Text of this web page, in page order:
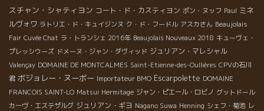
スチャン・シャティヨン コート・ド・カスティヨン ポン・ヌッフ Paul ミネ
ルヴォワ ラトリエ・ド・キュイジンヌ ク・ド・フードル アスカさん Beaujolais
Fair Cuvée Chat ラ・トランシェ 2016年 Beaujolais Nouveaux 2018 キューヴェ・
プレッシウーズ ドメーヌ・ジャン・ダヴィッド ジュリアン・マレシャル
Valençay DOMAINE DE MONTCALMES Saint-Etienne-des-Oullières CPVの石川
君 ボジョレー・ヌーボー Importateur BMO Escarpolette DOMAINE
FRANCOIS SAINT-LO Matsui Hermitage ジャン・ピエール・ロビノ グットドール
カーヴ・エステザルグ ジュリアン・ギヨ Nagano Suwa Henning シェフ・菊池 レ